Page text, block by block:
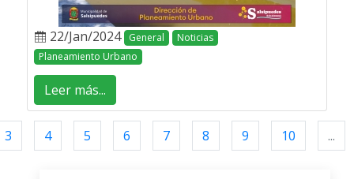
22/Jan/2024 General
Noticias
Planeamiento Urbano
Leer más...
3 4 5 6 7 8 9 10 ...